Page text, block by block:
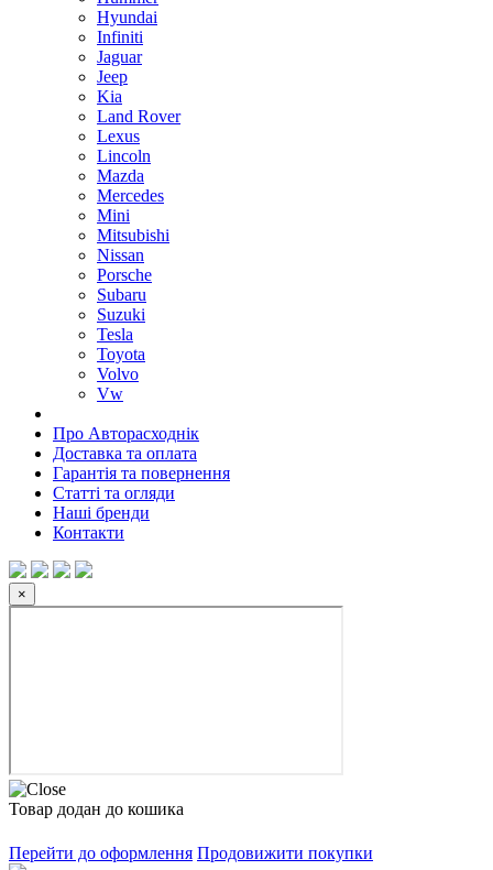
Hyundai
Infiniti
Jaguar
Jeep
Kia
Land Rover
Lexus
Lincoln
Mazda
Mercedes
Mini
Mitsubishi
Nissan
Porsche
Subaru
Suzuki
Tesla
Toyota
Volvo
Vw
Про Авторасходнік
Доставка та оплата
Гарантія та повернення
Статті та огляди
Наші бренди
Контакти
×
Товар додан до кошика
Перейти до оформлення Продовижити покупки